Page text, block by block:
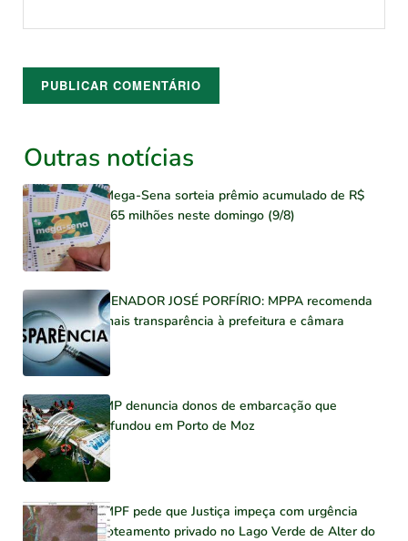
Outras notícias
Mega-Sena sorteia prêmio acumulado de R$
165 milhões neste domingo (9/8)
SENADOR JOSÉ PORFÍRIO: MPPA recomenda
mais transparência à prefeitura e câmara
MP denuncia donos de embarcação que
afundou em Porto de Moz
MPF pede que Justiça impeça com urgência
loteamento privado no Lago Verde de Alter do